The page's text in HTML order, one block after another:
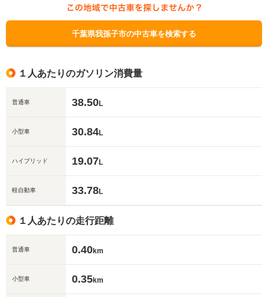
道6号線や国道294号線、あるいは県道8号線などの道路が区域内を通って
います。なお、この市内で申請可能な補助金制度としては、「クリーンエ
ネルギー自動車導入促進対策費補助金」、「環境保全資金」、「次世代自
千葉県我孫子市の中古車を検索する
１人あたりのガソリン消費量
普通車 38.50L
小型車 30.84L
ハイブリッド 19.07L
軽自動車 33.78L
１人あたりの走行距離
普通車 0.40km
小型車 0.35km